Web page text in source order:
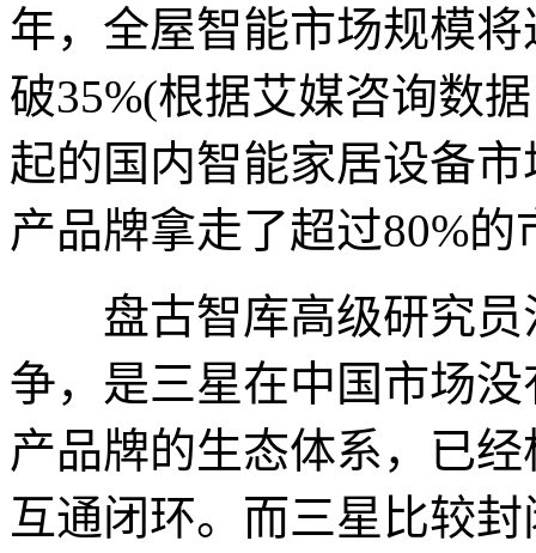
年，全屋智能市场规模
破35%(根据艾媒咨询数
起的国内智能家居设备
产品牌拿走了超过80%的
盘古智库高级研究员
争，是三星在中国市场
产品牌的生态体系，已
互通闭环。而三星比较